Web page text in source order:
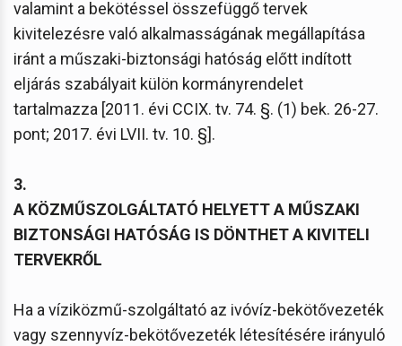
valamint a bekötéssel összefüggő tervek
kivitelezésre való alkalmasságának megállapítása
iránt a műszaki-biztonsági hatóság előtt indított
eljárás szabályait külön kormányrendelet
tartalmazza [2011. évi CCIX. tv. 74. §. (1) bek. 26-27.
pont; 2017. évi LVII. tv. 10. §].
3.
A KÖZMŰSZOLGÁLTATÓ HELYETT A MŰSZAKI
BIZTONSÁGI HATÓSÁG IS DÖNTHET A KIVITELI
TERVEKRŐL
Ha a víziközmű-szolgáltató az ivóvíz-bekötővezeték
vagy szennyvíz-bekötővezeték létesítésére irányuló